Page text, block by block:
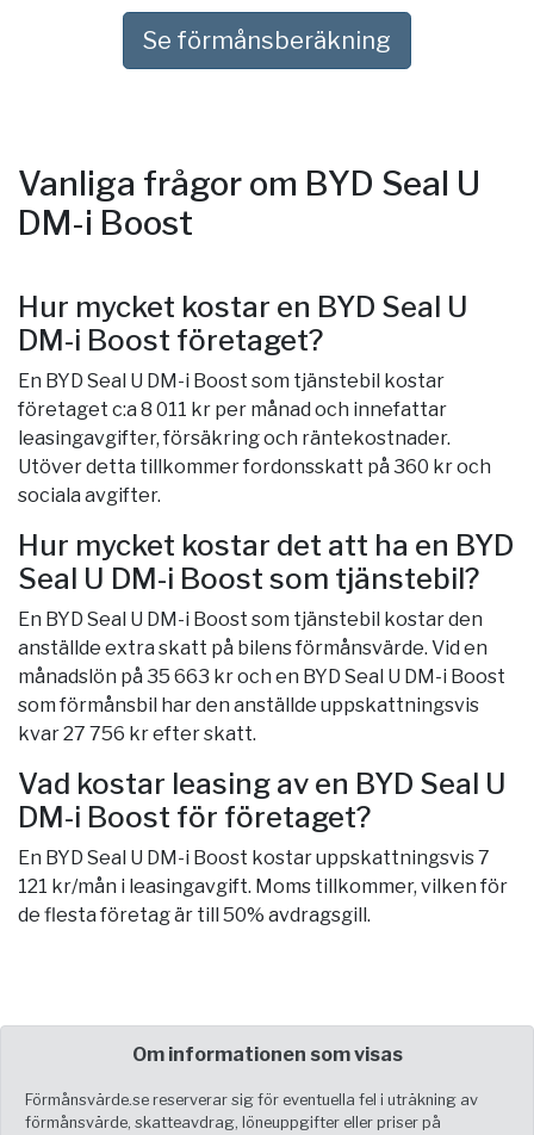
Se förmånsberäkning
Vanliga frågor om BYD Seal U
DM-i Boost
Hur mycket kostar en BYD Seal U
DM-i Boost företaget?
En BYD Seal U DM-i Boost som tjänstebil kostar
företaget c:a 8 011 kr per månad och innefattar
leasingavgifter, försäkring och räntekostnader.
Utöver detta tillkommer fordonsskatt på 360 kr och
sociala avgifter.
Hur mycket kostar det att ha en BYD
Seal U DM-i Boost som tjänstebil?
En BYD Seal U DM-i Boost som tjänstebil kostar den
anställde extra skatt på bilens förmånsvärde. Vid en
månadslön på 35 663 kr och en BYD Seal U DM-i Boost
som förmånsbil har den anställde uppskattningsvis
kvar 27 756 kr efter skatt.
Vad kostar leasing av en BYD Seal U
DM-i Boost för företaget?
En BYD Seal U DM-i Boost kostar uppskattningsvis 7
121 kr/mån i leasingavgift. Moms tillkommer, vilken för
de flesta företag är till 50% avdragsgill.
Om informationen som visas
Förmånsvärde.se reserverar sig för eventuella fel i uträkning av
förmånsvärde, skatteavdrag, löneuppgifter eller priser på